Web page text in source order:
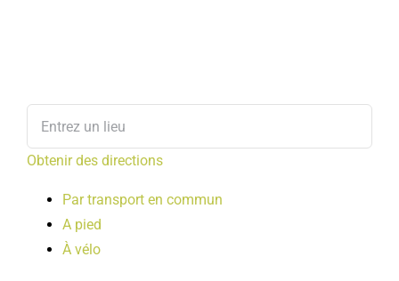
Obtenir des directions
Par transport en commun
A pied
À vélo